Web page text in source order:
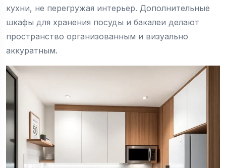
кухни, не перегружая интерьер. Дополнительные
шкафы для хранения посуды и бакалеи делают
пространство организованным и визуально
аккуратным.